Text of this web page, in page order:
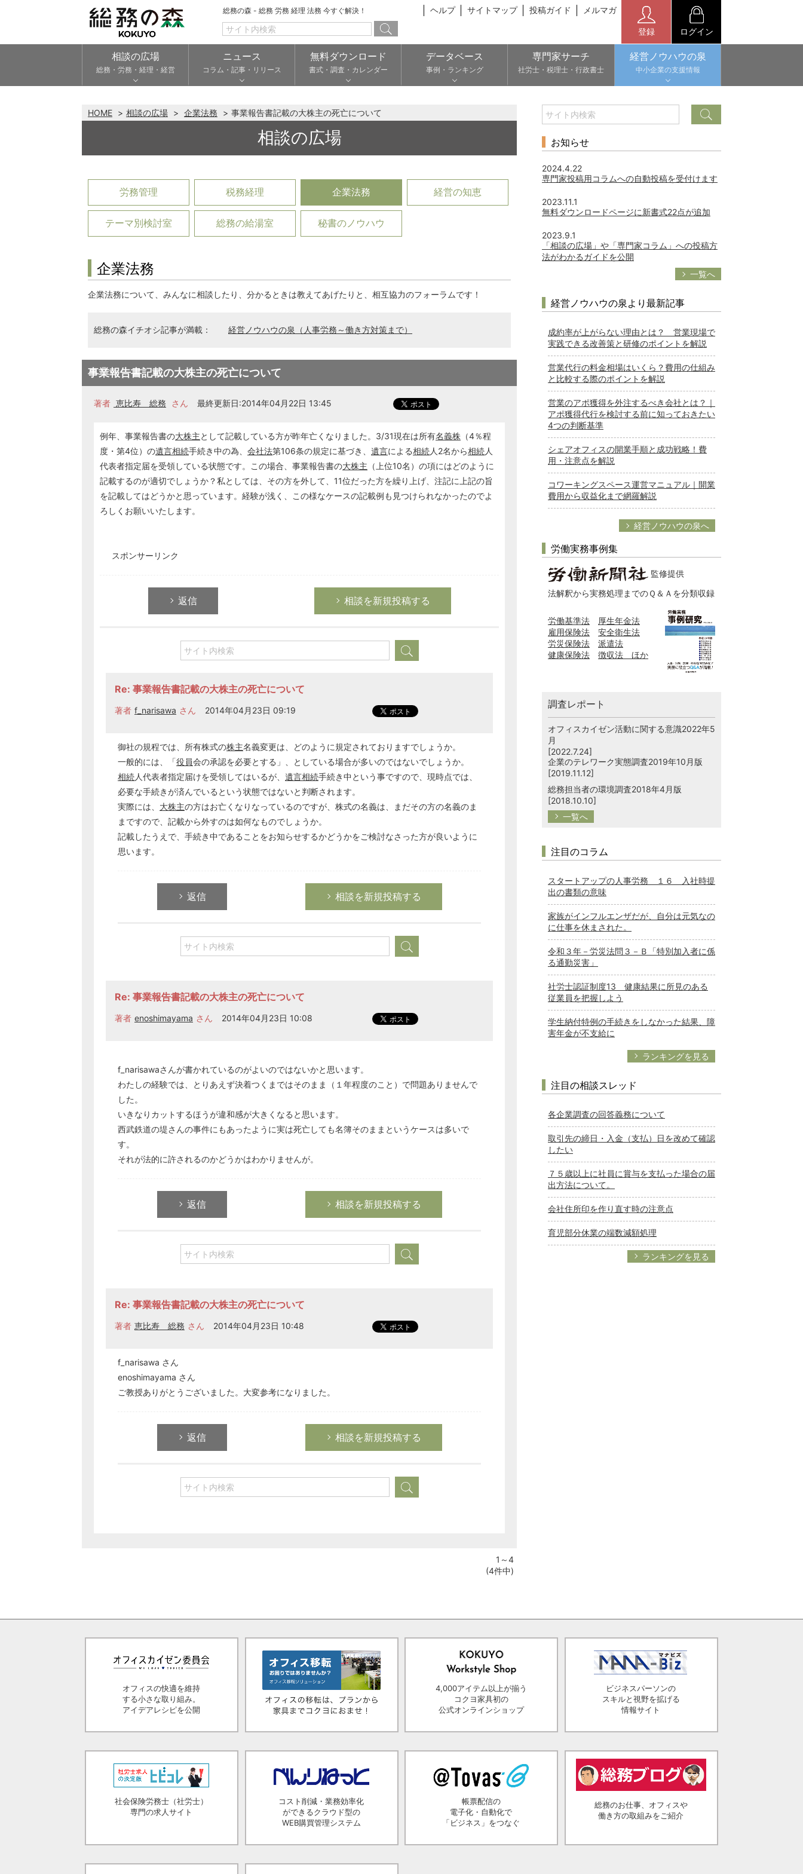
総務の森 - 総務 労務 経理 法務 今すぐ解決！ ヘルプ サイトマップ 投稿ガイド メルマガ
登録 ログイン
相談の広場
総務・労務・経理・経営
ニュース
コラム・記事・リリース
無料ダウンロード
書式・調査・カレンダー
データベース
事例・ランキング
専門家サーチ
社労士・税理士・行政書士
経営ノウハウの泉
中小企業の支援情報
HOME 相談の広場 企業法務 事業報告書記載の大株主の死亡について
相談の広場
労務管理 税務経理 企業法務 経営の知恵
テーマ別検討室 総務の給湯室 秘書のノウハウ
企業法務
企業法務について、みんなに相談したり、分かるときは教えてあげたりと、相互協力のフォーラムです！
総務の森イチオシ記事が満載： 経営ノウハウの泉（人事労務～働き方対策まで）
事業報告書記載の大株主の死亡について
著者 恵比寿 総務 さん 最終更新日:2014年04月22日 13:45
例年、事業報告書の大株主として記載している方が昨年亡くなりました。3/31現在は所有名義株 （4％程
度・第4位）の遺言相続手続き中の為、 会社法第106条の規定に基づき、 遺言による相続人2名から相続人
代表者指定届を受領している状態です。この場合、事業報告書の大株主 （上位10名）の項にはどのように
記載するのが適切でしょうか？私としては、その方を外して、11位だった方を繰り上げ、注記に上記の旨
を記載してはどうかと思っています。経験が浅く、この様なケースの記載例も見つけられなかったのでよ
ろしくお願いいたします。
スポンサーリンク
返信 相談を新規投稿する
Re: 事業報告書記載の大株主の死亡について
著者 f_narisawa さん 2014年04月23日 09:19
御社の規程では、所有株式の株主名義変更は、どのように規定されておりますでしょうか。
一般的には、「役員会の承認を必要とする」、としている場合が多いのではないでしょうか。
相続人代表者指定届けを受領してはいるが、 遺言相続手続き中という事ですので、現時点では、
必要な手続きが済んでいるという状態ではないと判断されます。
実際には、 大株主の方はお亡くなりなっているのですが、株式の名義は、まだその方の名義のま
まですので、記載から外すのは如何なものでしょうか。
記載したうえで、手続き中であることをお知らせするかどうかをご検討なさった方が良いように
思います。
返信 相談を新規投稿する
Re: 事業報告書記載の大株主の死亡について
著者 enoshimayama さん 2014年04月23日 10:08
f_narisawaさんが書かれているのがよいのではないかと思います。
わたしの経験では、とりあえず決着つくまではそのまま（１年程度のこと）で問題ありませんで
した。
いきなりカットするほうが違和感が大きくなると思います。
西武鉄道の堤さんの事件にもあったように実は死亡しても名簿そのままというケースは多いで
す。
それが法的に許されるのかどうかはわかりませんが。
返信 相談を新規投稿する
Re: 事業報告書記載の大株主の死亡について
著者 恵比寿 総務 さん 2014年04月23日 10:48
f_narisawa さん
enoshimayama さん
ご教授ありがとうございました。大変参考になりました。
返信 相談を新規投稿する
どのカテゴリーに投稿しますか？
企業法務
秘書のノウハウ
次へ
1～4
(4件中)
お知らせ
2024.4.22
専門家投稿用コラムへの自動投稿を受付けます
2023.11.1
無料ダウンロードページに新書式22点が追加
2023.9.1
「相談の広場」や「専門家コラム」への投稿方
法がわかるガイドを公開
一覧へ
経営ノウハウの泉より最新記事
成約率が上がらない理由とは？ 営業現場で
実践できる改善策と研修のポイントを解説
営業代行の料金相場はいくら？費用の仕組み
と比較する際のポイントを解説
営業のアポ獲得を外注するべき会社とは？｜
アポ獲得代行を検討する前に知っておきたい
4つの判断基準
シェアオフィスの開業手順と成功戦略！費
用・注意点を解説
コワーキングスペース運営マニュアル｜開業
費用から収益化まで網羅解説
経営ノウハウの泉へ
労働実務事例集
監修提供
法解釈から実務処理までのＱ＆Ａを分類収録
労働基準法
厚生年金法
雇用保険法
安全衛生法
労災保険法
派遣法
健康保険法
徴収法 ほか
調査レポート
オフィスカイゼン活動に関する意識2022年5
月
[2022.7.24]
企業のテレワーク実態調査2019年10月版
[2019.11.12]
総務担当者の環境調査2018年4月版
[2018.10.10]
一覧へ
注目のコラム
スタートアップの人事労務 １６ 入社時提
出の書類の意味
家族がインフルエンザだが、自分は元気なの
に仕事を休まされた。
令和３年－労災法問３－Ｂ「特別加入者に係
る通勤災害」
社労士認証制度13 健康結果に所見のある
従業員を把握しよう
学生納付特例の手続きをしなかった結果、障
害年金が不支給に
ランキングを見る
注目の相談スレッド
各企業調査の回答義務について
取引先の締日・入金（支払）日を改めて確認
したい
７５歳以上に社員に賞与を支払った場合の届
出方法について。
会社住所印を作り直す時の注意点
育児部分休業の端数減額処理
ランキングを見る
オフィスの快適を維持
する小さな取り組み。
アイデアレシピを公開
4,000アイテム以上が揃う
コクヨ家具初の
公式オンラインショップ
ビジネスパーソンの
スキルと視野を拡げる
情報サイト
社会保険労務士（社労士）
専門の求人サイト
コスト削減・業務効率化
ができるクラウド型の
WEB購買管理システム
帳票配信の
電子化・自動化で
「ビジネス」をつなぐ
総務のお仕事、オフィスや
働き方の取組みをご紹介